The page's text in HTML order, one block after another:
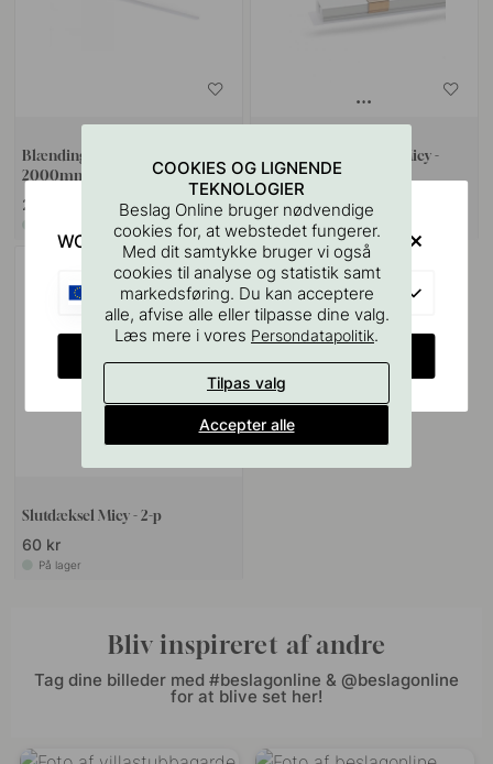
Blænding Beskyttelse Micy -
2000mm - Opal
219 kr
Monteringsklammer Micy -
Metall 2-p
35 kr
På lager
Slutdæksel Micy - 2-p
60 kr
På lager
Bliv inspireret af andre
Tag dine billeder med #beslagonline & @beslagonline
for at blive set her!
COOKIES OG LIGNENDE
TEKNOLOGIER
Beslag Online bruger nødvendige
cookies for, at webstedet fungerer.
Med dit samtykke bruger vi også
cookies til analyse og statistik samt
markedsføring. Du kan acceptere
alle, afvise alle eller tilpasse dine valg.
Læs mere i vores Persondatapolitik.
Tilpas valg
Accepter alle
WOULD YOU RATHER VISIT?
EU